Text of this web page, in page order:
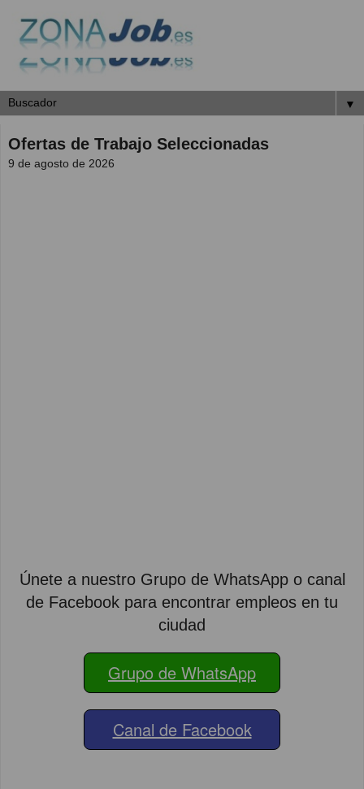
▼
Ofertas de Trabajo Seleccionadas
9 de agosto de 2026
Únete a nuestro Grupo de WhatsApp o canal
de Facebook para encontrar empleos en tu
ciudad
Grupo de WhatsApp
Canal de Facebook